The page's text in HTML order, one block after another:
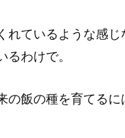
れているような感
わけで。
飯の種を育てるに